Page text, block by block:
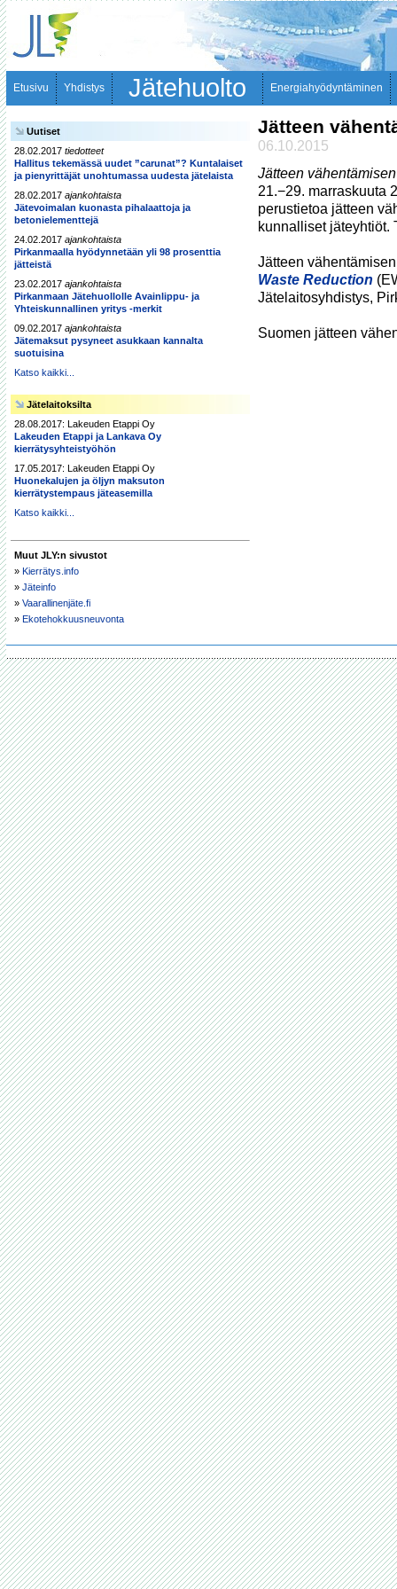
Etusivu Yhdistys Jätehuolto Energiahyödyntäminen
Uutiset
28.02.2017 tiedotteet
Hallitus tekemässä uudet ”carunat”? Kuntalaiset
ja pienyrittäjät unohtumassa uudesta jätelaista
28.02.2017 ajankohtaista
Jätevoimalan kuonasta pihalaattoja ja
betonielementtejä
24.02.2017 ajankohtaista
Pirkanmaalla hyödynnetään yli 98 prosenttia
jätteistä
23.02.2017 ajankohtaista
Pirkanmaan Jätehuollolle Avainlippu- ja
Yhteiskunnallinen yritys -merkit
09.02.2017 ajankohtaista
Jätemaksut pysyneet asukkaan kannalta
suotuisina
Katso kaikki...
Jätelaitoksilta
28.08.2017: Lakeuden Etappi Oy
Lakeuden Etappi ja Lankava Oy
kierrätysyhteistyöhön
17.05.2017: Lakeuden Etappi Oy
Huonekalujen ja öljyn maksuton
kierrätystempaus jäteasemilla
Katso kaikki...
Muut JLY:n sivustot
» Kierrätys.info
» Jäteinfo
» Vaarallinenjäte.fi
» Ekotehokkuusneuvonta
Jätteen
06.10.2015
Jätteen
21.−29. marraskuuta
perustietoa jätteen
kunnalliset jäteyhtiöt.
Jätteen
Waste Reduction
Jätelaitosyhdistys,
Suomen jätteen